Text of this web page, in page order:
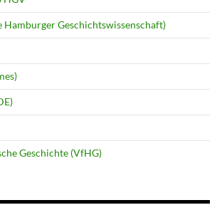
Hamburger Geschichtswissenschaft)
Geschichte (VfHG)